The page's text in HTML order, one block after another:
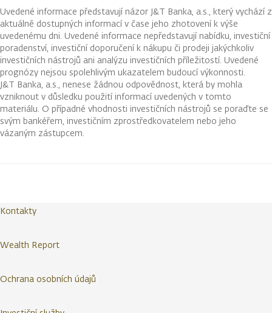
Uvedené informace představují názor J&T Banka, a.s., který vychází z
aktuálně dostupných informací v čase jeho zhotovení k výše
uvedenému dni. Uvedené informace nepředstavují nabídku, investiční
poradenství, investiční doporučení k nákupu či prodeji jakýchkoliv
investičních nástrojů ani analýzu investičních příležitostí. Uvedené
prognózy nejsou spolehlivým ukazatelem budoucí výkonnosti.
J&T Banka, a.s., nenese žádnou odpovědnost, která by mohla
vzniknout v důsledku použití informací uvedených v tomto
materiálu. O případné vhodnosti investičních nástrojů se poraďte se
svým bankéřem, investičním zprostředkovatelem nebo jeho
vázaným zástupcem.
Kontakty
Wealth Report
Ochrana osobních údajů